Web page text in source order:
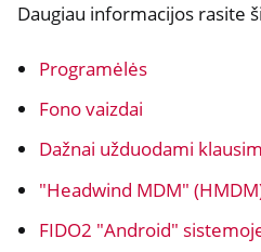
Daugiau informacijos rasite
Programėlės
Fono vaizdai
Dažnai užduodami
"Headwind MDM"
FIDO2 "Android"